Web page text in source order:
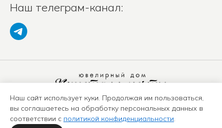
Наш телеграм-канал:
Политика конфиденциальности
Положение о защите ПД
Оферта
Наш сайт использует куки. Продолжая им пользоваться,
вы соглашаетесь на обработку персональных данных в
соответствии с политикой конфиденциальности.